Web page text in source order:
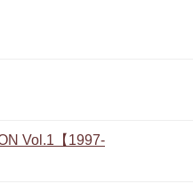
Vol.1【1997-